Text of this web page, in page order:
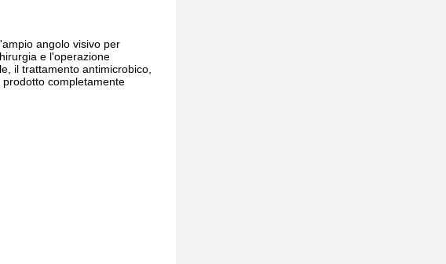
angolo visivo per
e l'operazione
il trattamento antimicrobico,
completamente